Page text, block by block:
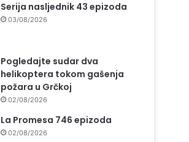
Serija nasljednik 43 epizoda
03/08/2026
Pogledajte sudar dva
helikoptera tokom gašenja
požara u Grčkoj
02/08/2026
La Promesa 746 epizoda
02/08/2026